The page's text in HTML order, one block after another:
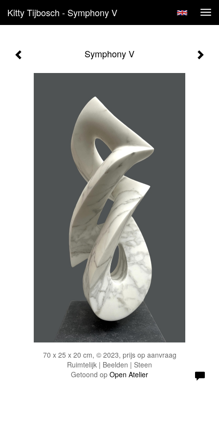
Kitty Tijbosch - Symphony V
Symphony V
70 x 25 x 20 cm, © 2023, prijs op aanvraag
Ruimtelijk | Beelden | Steen
Getoond op Open Atelier